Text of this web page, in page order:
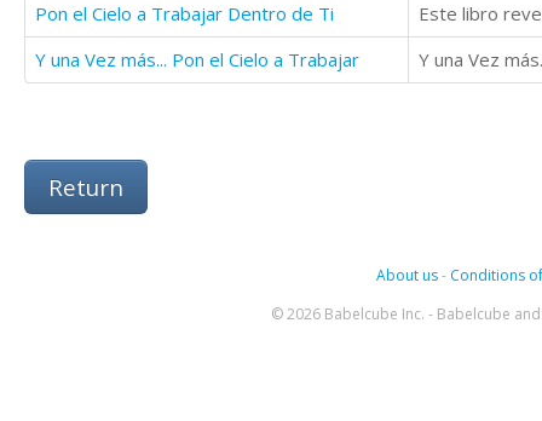
Pon el Cielo a Trabajar Dentro de Ti
Y una Vez más... Pon el Cielo a Trabajar
Return
About us- Conditions
© 2026 Babelcube Inc. - Babelcube